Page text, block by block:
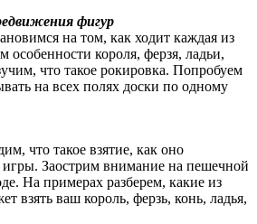
фигур
на том, как ходит каждая из
особенности короля, ферзя, ладьи,
что такое рокировка. Попробуем
на всех полях доски по одному
что такое взятие, как оно
игры. Заострим внимание на пешечной
На примерах разберем, какие из
взять ваш король, ферзь, конь, ладья,